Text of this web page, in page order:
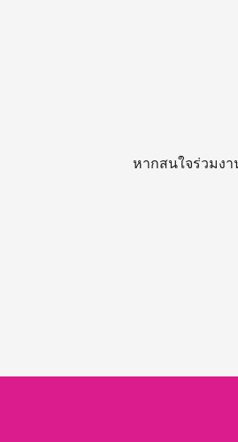
หากสนใจร่วมงา